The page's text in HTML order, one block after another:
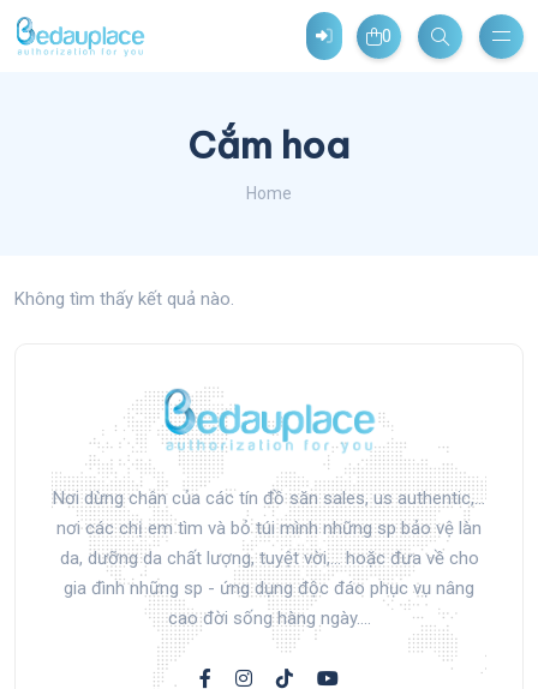
0
Cắm hoa
Home
Không tìm thấy kết quả nào.
Nơi dừng chân của các tín đồ săn sales, us authentic,...
nơi các chị em tìm và bỏ túi mình những sp bảo vệ làn
da, dưỡng da chất lượng, tuyệt vời,... hoặc đưa về cho
gia đình những sp - ứng dụng độc đáo phục vụ nâng
cao đời sống hàng ngày....